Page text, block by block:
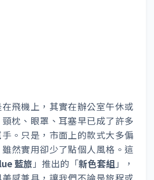
飛機上，其實在辦公室午休或
枕、眼罩、耳塞早已成了許多
。只是，市面上的款式大多偏
然實用卻少了點個人風格。這
藍旅」推出的「新色套組」，